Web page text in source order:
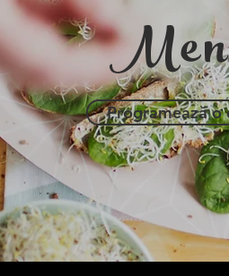
Programează